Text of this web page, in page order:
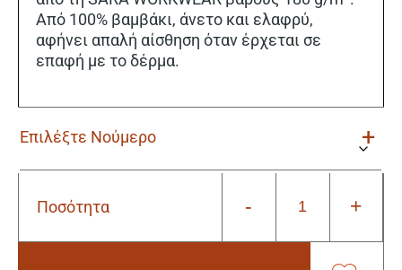
Από 100% βαμβάκι, άνετο και ελαφρύ,
αφήνει απαλή αίσθηση όταν έρχεται σε
επαφή με το δέρμα.
Ποσότητα -
Μπλουζάκι
+